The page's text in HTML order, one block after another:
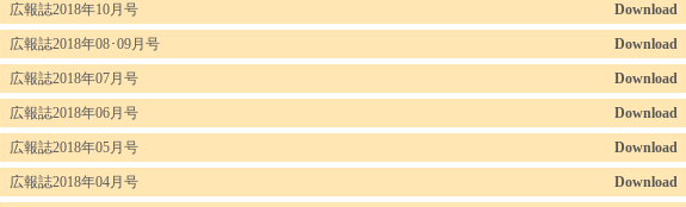
広報誌2018年10月号 Download
広報誌2018年08･09月号 Download
広報誌2018年07月号 Download
広報誌2018年06月号 Download
広報誌2018年05月号 Download
広報誌2018年04月号 Download